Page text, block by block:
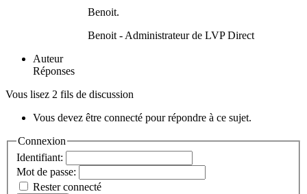
Benoit.
Benoit - Administrateur de LVP Direct
Auteur
Réponses
Vous lisez 2 fils de discussion
Vous devez être connecté pour répondre à ce sujet.
Connexion
Identifiant:
Mot de passe:
Rester connecté